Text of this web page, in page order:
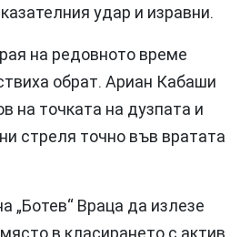
удар и изравни.
на редовното време
обрат. Ариан Кабаши
на точката на дузпата и
стреля точно във вратата
„Ботев“ Враца да излезе
в класирането с актив